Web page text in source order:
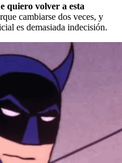
quiero volver a esta
cambiarse dos veces, y
es demasiada indecisión.